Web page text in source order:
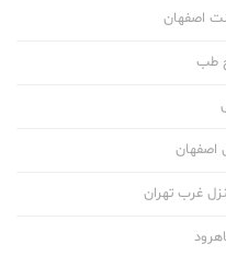
اصفهان
طب
اصفهان
غرب تهران